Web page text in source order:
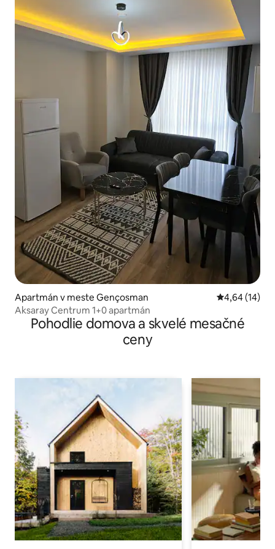
Apartmán v meste Gençosman Priemerné
4,64 (14)
Aksaray Centrum 1+0 apartmán
Pohodlie domova a skvelé mesačné
ceny